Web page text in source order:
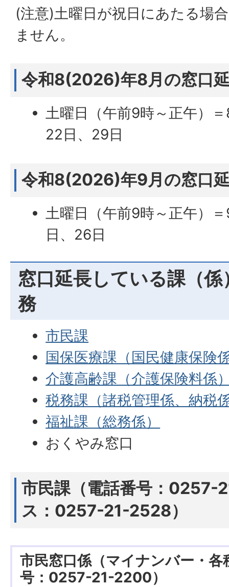
(注意)土曜日が祝日にあたる場
ません。
令和8(2026)年8月の窓口
土曜日（午前9時～正午）
22日、29日
令和8(2026)年9月の窓口
土曜日（午前9時～正午）
日、26日
窓口延長している課（
務
市民課
国保医療課（国民健康保険
介護高齢課（介護保険料係
税務課（諸税管理係、納税
福祉課（総務係）
おくやみ窓口
市民課（電話番号：0257-
ス：0257-21-2528）
市民窓口係（マイナンバー・各
号：0257-21-2200）